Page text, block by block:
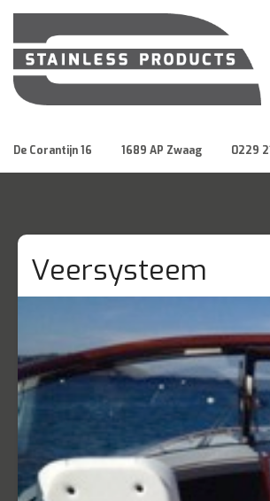
De Corantijn 16 1689 AP Zwaag 0229
Veersysteem